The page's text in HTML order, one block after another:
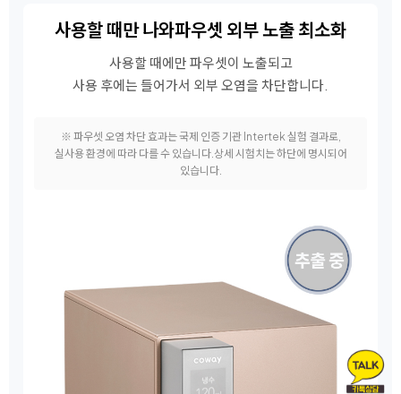
사용할 때만 나와파우셋 외부 노출 최소화
사용할 때에만 파우셋이 노출되고
사용 후에는 들어가서 외부 오염을 차단합니다.
※ 파우셋 오염 차단 효과는 국제 인증 기관 Intertek 실험 결과로,
실사용 환경에 따라 다를 수 있습니다.상세 시험치는 하단에 명시되어
있습니다.